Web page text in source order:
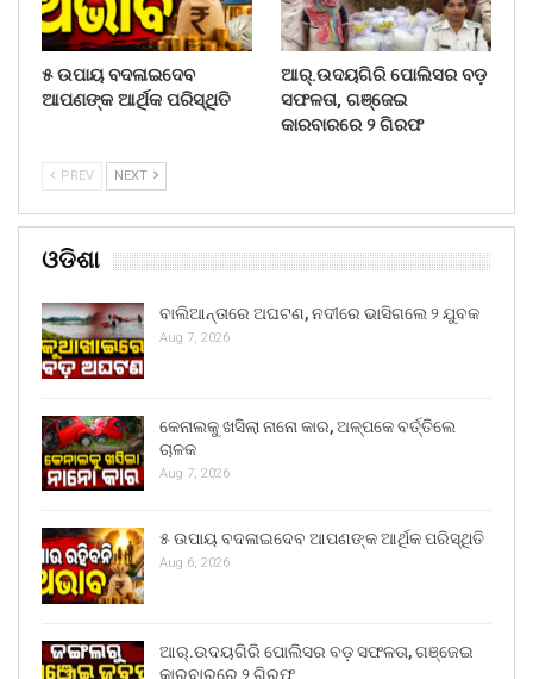
୫ ଉପାୟ ବଦଳାଇଦେବ
ଆପଣଙ୍କ ଆର୍ଥିକ ପରିସ୍ଥିତି
ଆର୍.ଉଦୟଗିରି ପୋଲିସର ବଡ଼
ସଫଳତା, ଗଞ୍ଜେଇ
କାରବାରରେ ୨ ଗିରଫ
PREV NEXT
ଓଡିଶା
ବାଲିଆନ୍ତାରେ ଅଘଟଣ, ନଦୀରେ ଭାସିଗଲେ ୨ ଯୁବକ
Aug 7, 2026
କେନାଲକୁ ଖସିଲା ନାନୋ କାର, ଅଳ୍ପକେ ବର୍ତ୍ତିଲେ
ଚାଳକ
Aug 7, 2026
୫ ଉପାୟ ବଦଳାଇଦେବ ଆପଣଙ୍କ ଆର୍ଥିକ ପରିସ୍ଥିତି
Aug 6, 2026
ଆର୍.ଉଦୟଗିରି ପୋଲିସର ବଡ଼ ସଫଳତା, ଗଞ୍ଜେଇ
କାରବାରରେ ୨ ଗିରଫ